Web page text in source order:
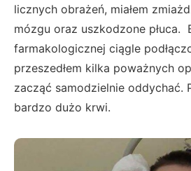
licznych obrażeń, miałem
mózgu oraz uszkodzone płuca.
farmakologicznej ciągle
przeszedłem kilka poważnych
zacząć samodzielnie oddychać.
bardzo dużo krwi.